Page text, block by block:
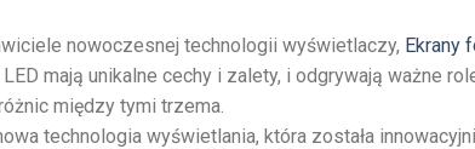
nowoczesnej technologii wyświetlaczy, Ekrany
mają unikalne cechy i zalety, i odgrywają ważne
między tymi trzema.
technologia wyświetlania, która została